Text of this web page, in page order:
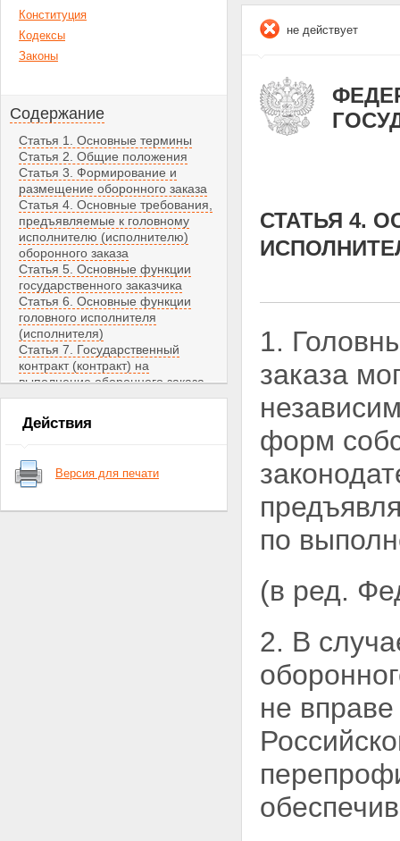
Конституция
Кодексы
Законы
Содержание
Статья 1. Основные термины
Статья 2. Общие положения
Статья 3. Формирование и
размещение оборонного заказа
Статья 4. Основные требования,
предъявляемые к головному
исполнителю (исполнителю)
оборонного заказа
Статья 5. Основные функции
государственного заказчика
Статья 6. Основные функции
головного исполнителя
(исполнителя)
Статья 7. Государственный
контракт (контракт) на
выполнение оборонного заказа
Статья 8. Материально-
техническое обеспечение
оборонного заказа
стимулирование выполнения
оборонного заказа
федеральных органов
Действия
Версия для печати
не действует
СТАТЬЯ 4.
1.
заказа
форм
по
(в ред.
2. В
не